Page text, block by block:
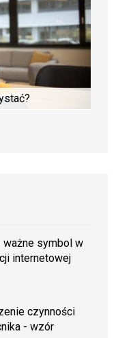
ważne symbol w
internetowej
czynności
- wzór